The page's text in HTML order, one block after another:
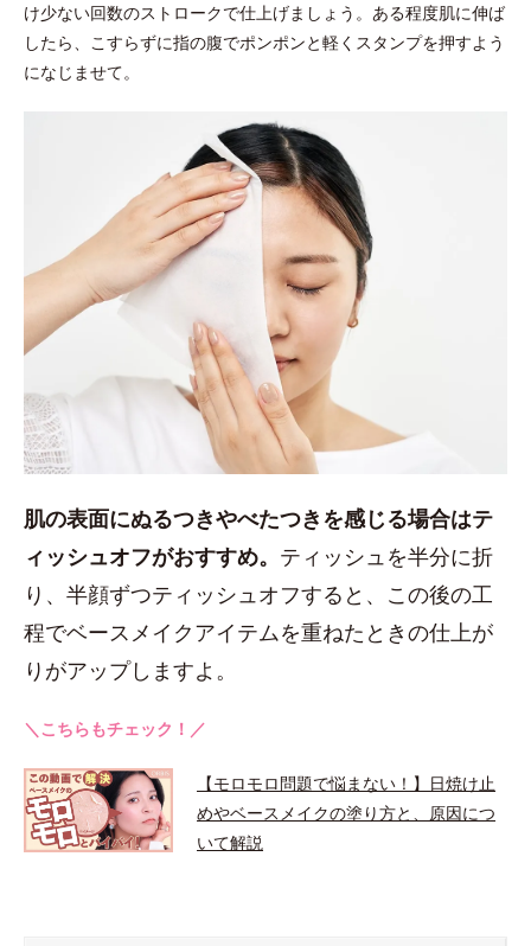
け少ない回数のストロークで仕上げましょう。ある程度肌に伸ば
したら、こすらずに指の腹でポンポンと軽くスタンプを押すよう
になじませて。
肌の表面にぬるつきやべたつきを感じる場合はテ
ィッシュオフがおすすめ。 ティッシュを半分に折
り、半顔ずつティッシュオフすると、この後の工
程でベースメイクアイテムを重ねたときの仕上が
りがアップしますよ。
＼こちらもチェック！／
【モロモロ問題で悩まない！】日焼け止
めやベースメイクの塗り方と、原因につ
いて解説